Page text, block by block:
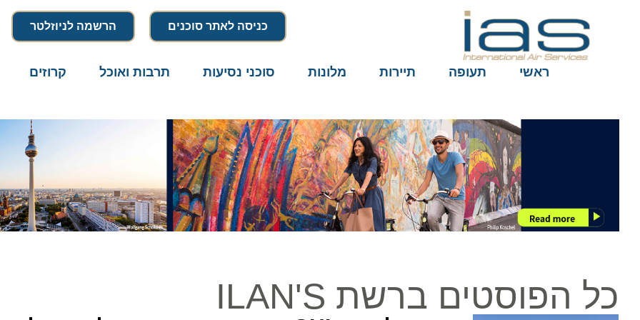
כניסה לאתר סוכנים הרשמה לניוזלטר
ראשי תעופה תיירות מלונות סוכני נסיעות תרבות ואוכל קרוזים
כל הפוסטים ברשת ILAN'S